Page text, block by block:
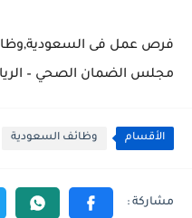
فرص عمل فى
مجلس الضمان الصحي –
الأقسام وظائف السعودية